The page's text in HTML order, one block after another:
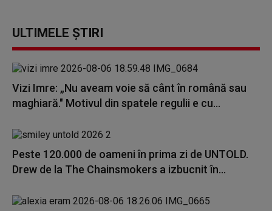
ULTIMELE ȘTIRI
Vizi Imre: „Nu aveam voie să cânt în română sau
maghiară." Motivul din spatele regulii e cu...
Peste 120.000 de oameni în prima zi de UNTOLD.
Drew de la The Chainsmokers a izbucnit în...